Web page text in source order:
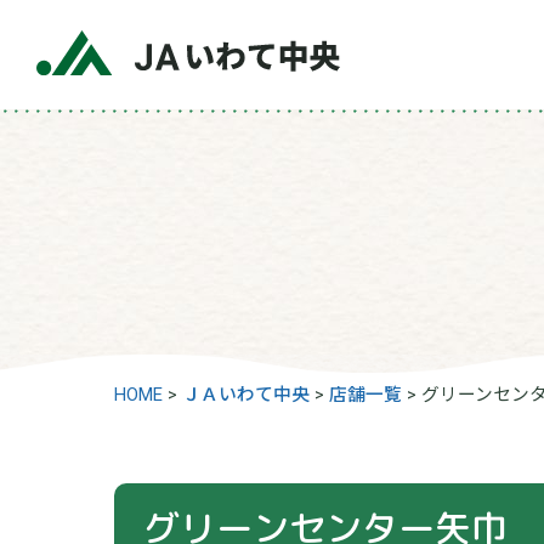
HOME > ＪＡいわて中央 >店舗一覧 > グリーンセン
グリーンセンター矢巾